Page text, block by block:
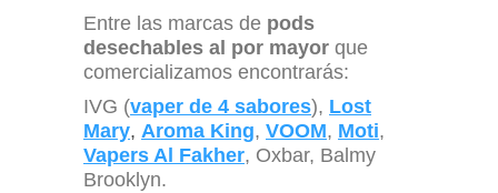
Entre las marcas de pods
desechables al por mayor que
comercializamos encontrarás:
IVG (vaper de 4 sabores), Lost
Mary, Aroma King, VOOM, Moti,
Vapers Al Fakher, Oxbar, Balmy
Brooklyn.